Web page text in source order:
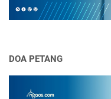
DOA PETANG